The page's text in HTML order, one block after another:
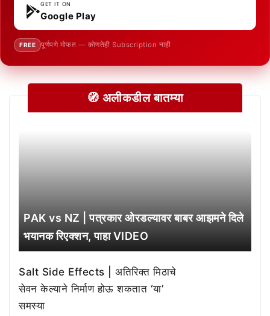
GET IT ON
Google Play
FREE पूर्णपणे मोफत — कोणतेही Subscription नाही
🧭 अलीकडील बातम्या
PAK vs NZ | पत्रकार ओरडल्यावर बाबर आझमने दिले
भयानक रिएक्शन, पाहा VIDEO
Salt Side Effects | अतिरिक्त मिठाचे
सेवन केल्याने निर्माण होऊ शकतात ‘या’
समस्या